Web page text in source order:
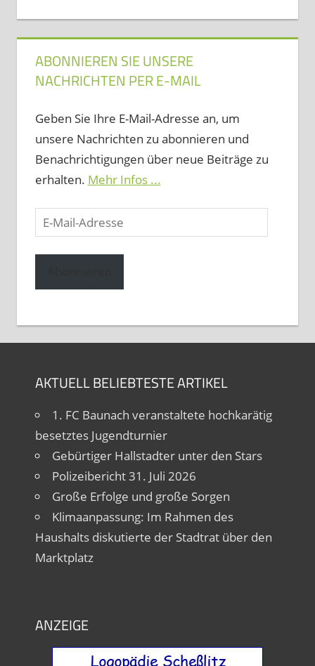
ABONNIEREN SIE UNSERE
NACHRICHTEN PER E-MAIL
Geben Sie Ihre E-Mail-Adresse an, um
unsere Nachrichten zu abonnieren und
Benachrichtigungen über neue Beiträge zu
erhalten. Mehr Infos ...
E-
Mail-
Adresse
AKTUELL BELIEBTESTE ARTIKEL
1. FC Baunach veranstaltete hochkarätig
besetztes Jugendturnier
Gebürtiger Hallstadter unter den Stars
Polizeibericht 31. Juli 2026
Große Erfolge und große Sorgen
Klimaanpassung: Im Rahmen des
Haushalts diskutierte der Stadtrat über den
Marktplatz
ANZEIGE